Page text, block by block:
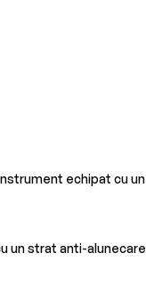
echipat cu
un strat anti-